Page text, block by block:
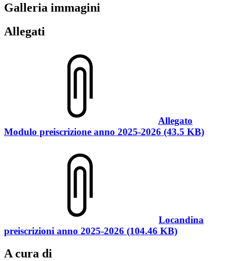
Galleria immagini
Allegati
Allegato
Modulo preiscrizione anno 2025-2026 (43.5 KB)
Locandina
preiscrizioni anno 2025-2026 (104.46 KB)
A cura di